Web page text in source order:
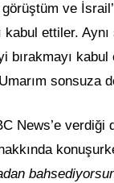
ve
kabul ettiler.
bırakmayı kabul
sonsuza
News’e verdiği